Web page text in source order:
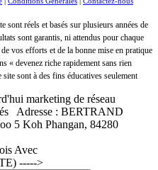
sont réels et basés sur plusieurs années de
sont garantis, ni attendus pour chaque
vos efforts et de la bonne mise en pratique
« devenez riche rapidement sans rien
sont à des fins éducatives seulement
marketing de réseau
Adresse : BERTRAND
5 Koh Phangan, 84280
Avec
----->